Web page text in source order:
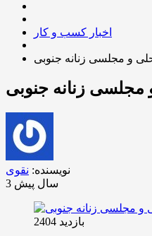
اخبار کسب و کار
و مجلسی زنانه جنوبی
زنانه جنوبی
نویسنده: نقوی
3 سال پیش
بازدید 2404